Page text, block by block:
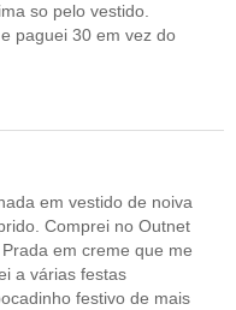
so pelo vestido.
paguei 30 em vez do
em vestido de noiva
Comprei no Outnet
em creme que me
a várias festas
festivo de mais